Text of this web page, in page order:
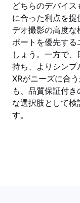
どちらのデバイ
に合った利点を
デオ撮影の高度
ポートを優先す
しょう。一方で
持ち、よりシン
XRがニーズに合
も、品質保証付
な選択肢として
す。